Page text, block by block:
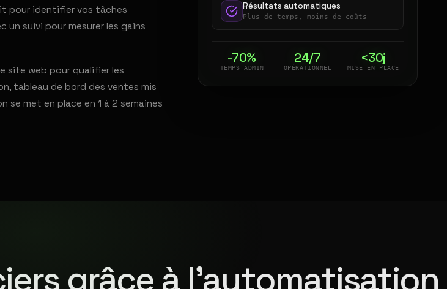
pour identifier vos tâches
suivi pour mesurer les gains
site web pour qualifier les
tableau de bord des ventes mis
se met en place en 1 à 2 semaines
Résultats automatiques
Plus de temps, moins de coûts
-70%
TEMPS ADMIN
24/7
OPÉRATIONNEL
<30j
MISE EN PLACE
grâce à l'automatisation